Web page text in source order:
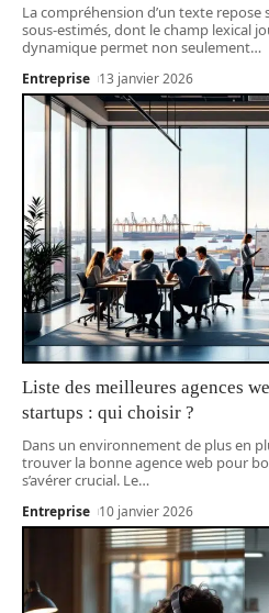
La compréhension d’un texte
sous-estimés, dont le champ lexical
dynamique permet non seulement…
Entreprise 13 janvier 2026
Liste des meilleures agences
startups : qui choisir ?
Dans un environnement de plus en
trouver la bonne agence web pour
s’avérer crucial. Le…
Entreprise 10 janvier 2026